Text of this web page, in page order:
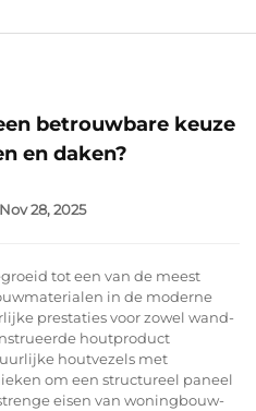
betrouwbare keuze
en daken?
Nov 28, 2025
tot een van de meest
in de moderne
prestaties voor zowel wand-
houtproduct
houtvezels met
om een structureel paneel
eisen van woningbouw-